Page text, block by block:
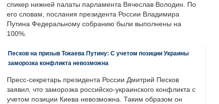
спикер нижней палаты парламента Вячеслав Володин. По
его словам, послания президента России Владимира
Путина Федеральному собранию были выполнены на
100%.
Песков на призыв Токаева Путину: С учетом позиции Украины
заморозка конфликта невозможна
Пресс-секретарь президента России Дмитрий Песков
заявил, что заморозка российско-украинского конфликта с
учетом позиции Киева невозможна. Таким образом он